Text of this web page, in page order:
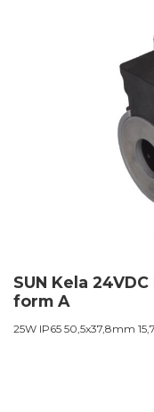
SUN Kela
form A
25W IP65 50,5x37,8mm